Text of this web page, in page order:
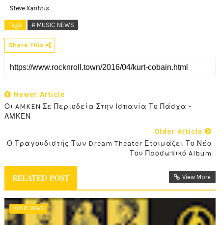
Steve Xanthis
Tags # MUSIC NEWS
Share This
Newer Article
Οι AMKEN Σε Περιοδεία Στην Ισπανία Το Πάσχα -
Older Article
Ο Τραγουδιστής Των Dream Theater Ετοιμάζει Το Νέο
Του Προσωπικό Album
RELATED POST View More
MUSIC NEWS